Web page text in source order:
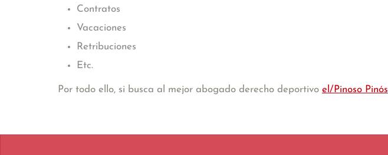
Contratos
Vacaciones
Retribuciones
Etc.
Por todo ello, si busca al mejor abogado derecho deportivo el/Pinoso Pinós